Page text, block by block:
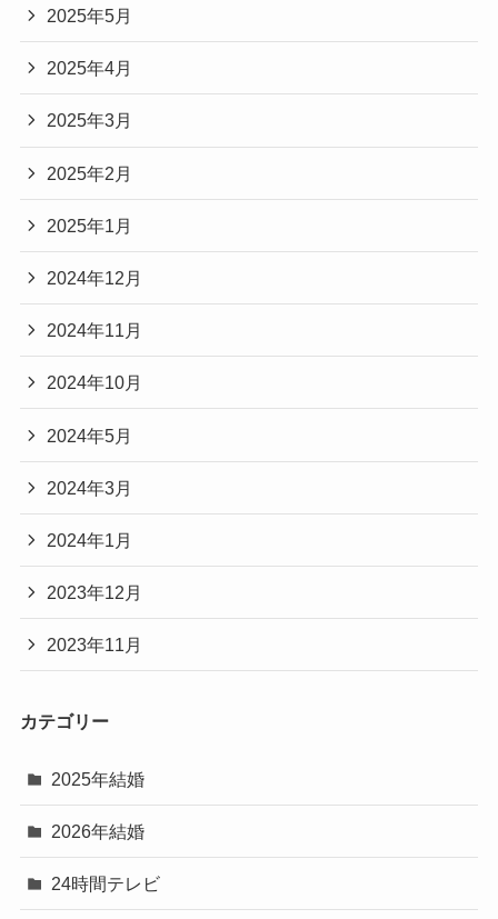
2025年5月
2025年4月
2025年3月
2025年2月
2025年1月
2024年12月
2024年11月
2024年10月
2024年5月
2024年3月
2024年1月
2023年12月
2023年11月
カテゴリー
2025年結婚
2026年結婚
24時間テレビ